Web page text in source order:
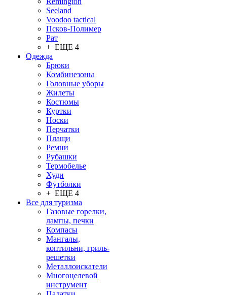
Seeland
Voodoo tactical
Псков-Полимер
Рат
+ ЕЩЕ 4
Одежда
Брюки
Комбинезоны
Головные уборы
Жилеты
Костюмы
Куртки
Носки
Перчатки
Плащи
Ремни
Рубашки
Термобелье
Худи
Футболки
+ ЕЩЕ 4
Все для туризма
Газовые горелки,
лампы, печки
Компасы
Мангалы,
коптильни, гриль-
решетки
Металлоискатели
Многоцелевой
инструмент